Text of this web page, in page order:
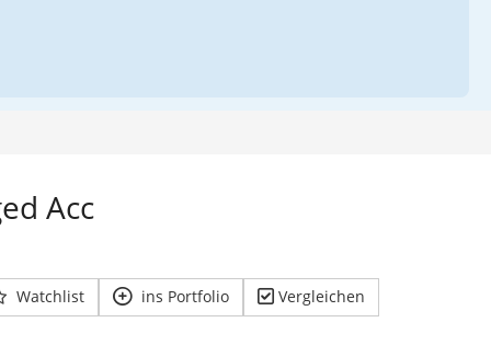
Acc
Watchlist ins Portfolio Vergleichen